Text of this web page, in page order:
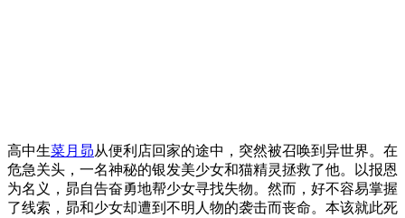
高中生菜月昴从便利店回家的途中，突然被召唤到异世界。在
危急关头，一名神秘的银发美少女和猫精灵拯救了他。以报恩
为名义，昴自告奋勇地帮少女寻找失物。然而，好不容易掌握
了线索，昴和少女却遭到不明人物的袭击而丧命。本该就此死